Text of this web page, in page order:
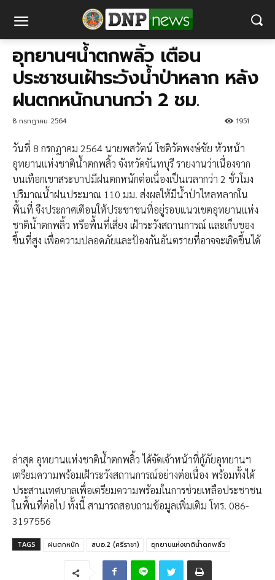
อุทยานฯน้ำตกพลิ้ว เตือน
ประชาชนเฝ้าระวังน้ำป่าหลาก หลัง
ฝนตกหนักนานกว่า 2 ชม.
8 กรกฎาคม 2564 1951
วันที่ 8 กรกฎาคม 2564 นายพสวัตน์ โชติวัตพงษ์ชัย หัวหน้า
อุทยานแห่งชาติน้ำตกพลิ้ว จังหวัดจันทบุรี รายงานว่าเนื่องจาก
บนเทือกเขาสระบาปมีฝนตกหนักต่อเนื่องเป็นเวลากว่า 2 ชั่วโมง
ปริมาณน้ำฝนประมาณ 110 มม. ส่งผลให้มีน้ำป่าไหลหลากใน
พื้นที่ จึงประกาศเตือนให้ประชาชนที่อยู่รอบแนวเขตอุทยานแห่ง
ชาติน้ำตกพลิ้ว หรือพื้นที่เสี่ยง เฝ้าระวังสถานการณ์ และเก็บของ
ขึ้นที่สูง เพื่อความปลอดภัยและป้องกันอันตรายที่อาจจะเกิดขึ้นได้
ล่าสุด อุทยานแห่งชาติน้ำตกพลิ้ว ได้จัดเจ้าหน้าที่กู้ภัยอุทยานฯ
เตรียมความพร้อมเฝ้าระวังสถานการณ์อย่างต่อเนื่อง พร้อมทั้งได้
ประสานเทศบาลเพื่อเตรียมความพร้อมในการช่วยเหลือประชาชน
ในพื้นที่ต่อไป ทั้งนี้ สามารถสอบถามข้อมูลเพิ่มเติม โทร. 086-
3197556
TAGS ฝนตกหนัก สบอ.2 (ศรีราชา) อุทยานแห่งชาติน้ำตกพลิ้ว